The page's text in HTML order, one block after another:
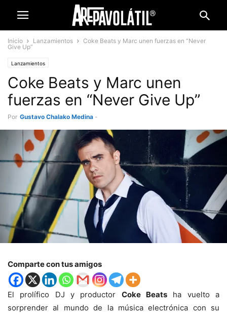
Inicio Lanzamientos
Coke Beats y Marc unen fuerzas en “Never
Give Up”
Lanzamientos
Coke Beats y Marc unen
fuerzas en “Never Give Up”
Por Gustavo Chalako Medina -
Comparte con tus amigos
El prolífico DJ y productor Coke Beats ha vuelto a
sorprender al mundo de la música electrónica con su